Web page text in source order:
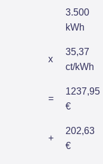
3.500
kWh
x
35,37
ct/kWh
=
1237,95
€
+
202,63
€